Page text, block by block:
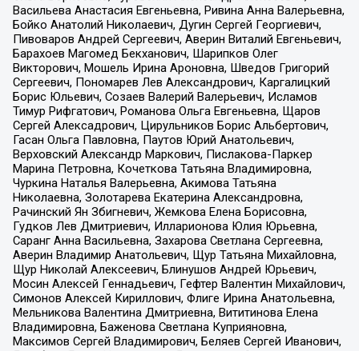
Васильева Анастасия Евгеньевна, Ривина Анна Валерьевна,
Бойко Анатолий Николаевич, Дугин Сергей Георгиевич,
Пивоваров Андрей Сергеевич, Аверин Виталий Евгеньевич,
Барахоев Магомед Бекханович, Шарипков Олег
Викторович, Мошель Ирина Ароновна, Шведов Григорий
Сергеевич, Пономарев Лев Александрович, Каргалицкий
Борис Юльевич, Созаев Валерий Валерьевич, Исламов
Тимур Рифгатович, Романова Ольга Евгеньевна, Щаров
Сергей Алексадрович, Цирульников Борис Альбертович,
Гасан Ольга Павловна, Паутов Юрий Анатольевич,
Верховский Александр Маркович, Пислакова-Паркер
Марина Петровна, Кочеткова Татьяна Владимировна,
Чуркина Наталья Валерьевна, Акимова Татьяна
Николаевна, Золотарева Екатерина Александровна,
Рачинский Ян Збигневич, Жемкова Елена Борисовна,
Гудков Лев Дмитриевич, Илларионова Юлия Юрьевна,
Саранг Анна Васильевна, Захарова Светлана Сергеевна,
Аверин Владимир Анатольевич, Щур Татьяна Михайловна,
Щур Николай Алексеевич, Блинушов Андрей Юрьевич,
Мосин Алексей Геннадьевич, Гефтер Валентин Михайлович,
Симонов Алексей Кириллович, Флиге Ирина Анатольевна,
Мельникова Валентина Дмитриевна, Вититинова Елена
Владимировна, Баженова Светлана Куприяновна,
Максимов Сергей Владимирович, Беляев Сергей Иванович,